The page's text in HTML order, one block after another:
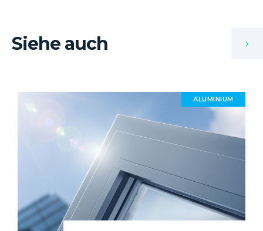
Siehe auch
ALUMINIUM
›